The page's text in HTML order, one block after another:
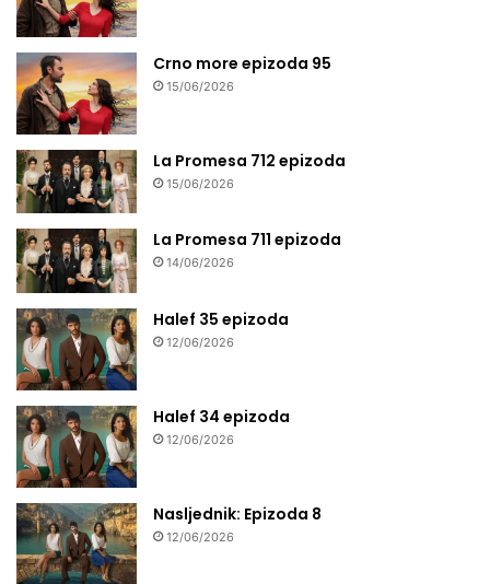
Crno more epizoda 95
15/06/2026
La Promesa 712 epizoda
15/06/2026
La Promesa 711 epizoda
14/06/2026
Halef 35 epizoda
12/06/2026
Halef 34 epizoda
12/06/2026
Nasljednik: Epizoda 8
12/06/2026